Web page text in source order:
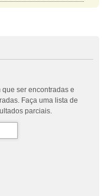
ser encontradas e
Faça uma lista de
parciais.